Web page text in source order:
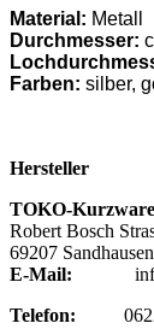
Material: Metall
Durchmesser:
Farben: silber,
Hersteller
TOKO-
Robert Bosch
69207 Sandhausen
E-Mail:
Telefon: